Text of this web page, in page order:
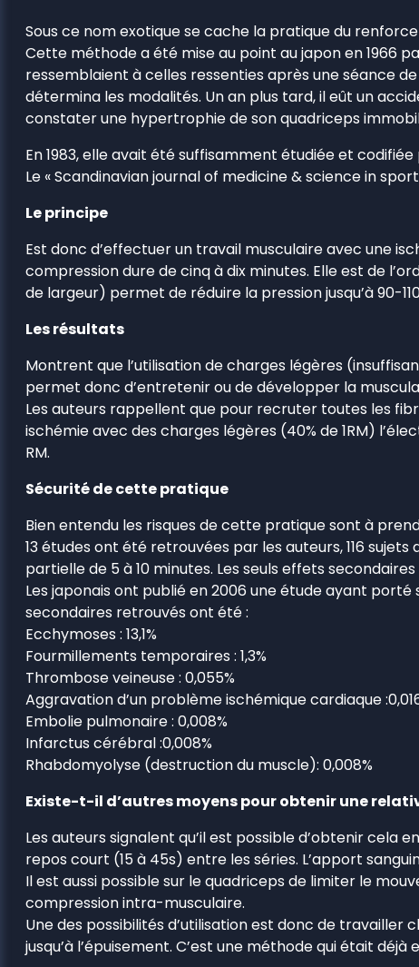
Sous ce nom exotique se cache la pratique du
Cette méthode a été mise au point au japon en 1966
ressemblaient à celles ressenties après une séance
détermina les modalités. Un an plus tard, il eût un
constater une hypertrophie de son quadriceps
En 1983, elle avait été suffisamment étudiée et
Le « Scandinavian journal of medicine & science in
Le principe
Est donc d’effectuer un travail musculaire avec une
compression dure de cinq à dix minutes. Elle est de
de largeur) permet de réduire la pression jusqu’à 90-
Les résultats
Montrent que l’utilisation de charges légères
permet donc d’entretenir ou de développer la
Les auteurs rappellent que pour recruter toutes les
ischémie avec des charges légères (40% de 1RM)
RM.
Sécurité de cette pratique
Bien entendu les risques de cette pratique sont à
13 études ont été retrouvées par les auteurs, 116
partielle de 5 à 10 minutes. Les seuls effets
Les japonais ont publié en 2006 une étude ayant
secondaires retrouvés ont été :
Ecchymoses : 13,1%
Fourmillements temporaires : 1,3%
Thrombose veineuse : 0,055%
Aggravation d’un problème ischémique cardiaque
Embolie pulmonaire : 0,008%
Infarctus cérébral :0,008%
Rhabdomyolyse (destruction du muscle): 0,008%
Existe-t-il d’autres moyens pour obtenir une
Les auteurs signalent qu’il est possible d’obtenir cela
repos court (15 à 45s) entre les séries. L’apport
Il est aussi possible sur le quadriceps de limiter le
compression intra-musculaire.
Une des possibilités d’utilisation est donc de
jusqu’à l’épuisement. C’est une méthode qui était